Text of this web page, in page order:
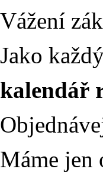
Vážení
Jako
kalendář
Máme jen